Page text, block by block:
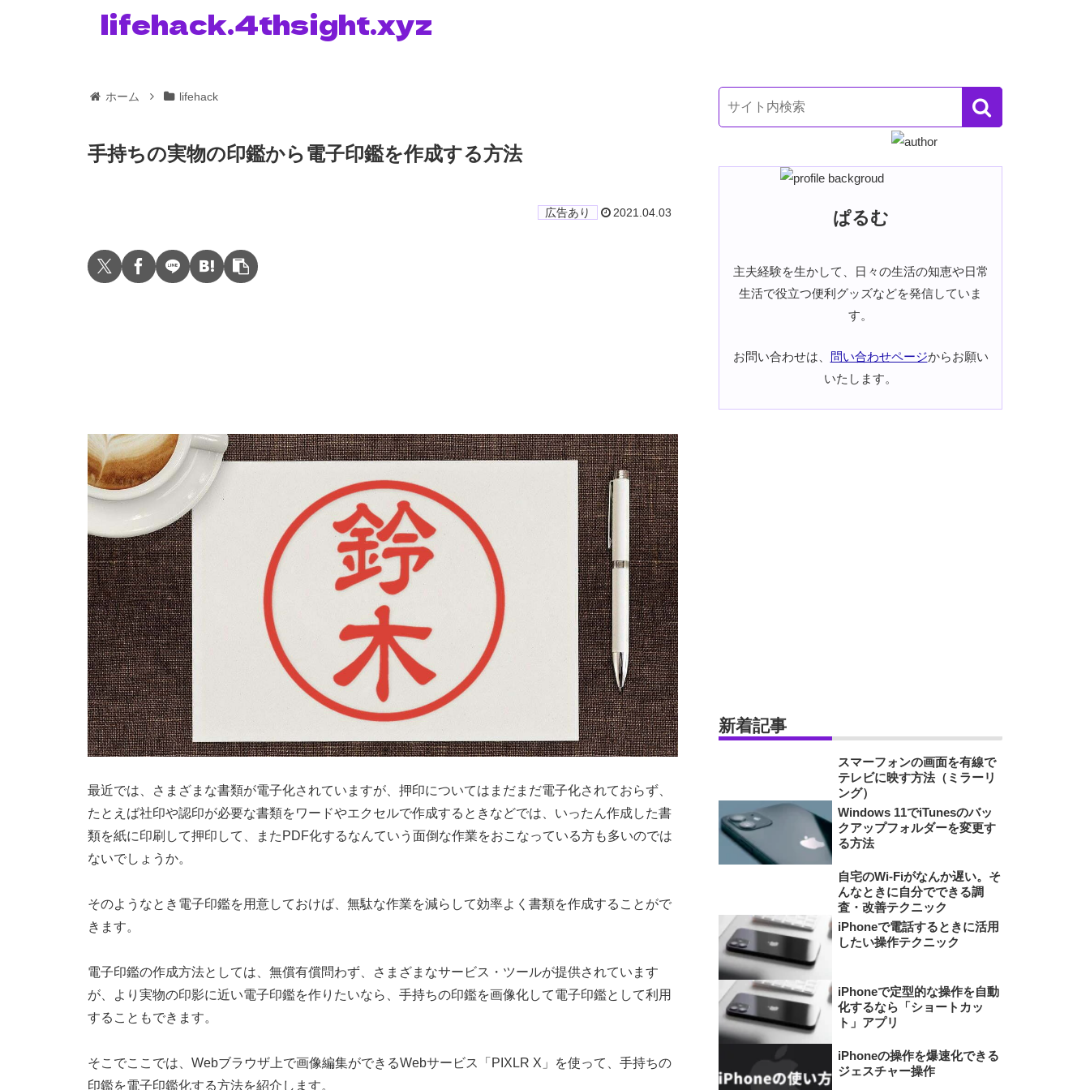
lifehack.4thsight.xyz
ホーム lifehack
手持ちの実物の印鑑から電子印鑑を作成する方法
2021.04.03
最近では、さまざまな書類が電子化されていますが、押印についてはまだまだ電子化されておらず、
たとえば社印や認印が必要な書類をワードやエクセルで作成するときなどでは、いったん作成した書
類を紙に印刷して押印して、またPDF化するなんていう面倒な作業をおこなっている方も多いのでは
ないでしょうか。
そのようなとき電子印鑑を用意しておけば、無駄な作業を減らして効率よく書類を作成することがで
きます。
電子印鑑の作成方法としては、無償有償問わず、さまざまなサービス・ツールが提供されています
が、より実物の印影に近い電子印鑑を作りたいなら、手持ちの印鑑を画像化して電子印鑑として利用
することもできます。
そこでここでは、Webブラウザ上で画像編集ができるWebサービス「PIXLR X」を使って、手持ちの
印鑑を電子印鑑化する方法を紹介します。
ぱるむ
主夫経験を生かして、日々の生活の知恵や日常
生活で役立つ便利グッズなどを発信していま
す。
お問い合わせは、 問い合わせページからお願い
いたします。
新着記事
スマーフォンの画面を有線で
テレビに映す方法（ミラーリ
ング）
Windows 11でiTunesのバッ
クアップフォルダーを変更す
る方法
自宅のWi-Fiがなんか遅い。そ
んなときに自分でできる調
査・改善テクニック
iPhoneで電話するときに活用
したい操作テクニック
iPhoneで定型的な操作を自動
化するなら「ショートカッ
ト」アプリ
iPhoneの操作を爆速化できる
ジェスチャー操作